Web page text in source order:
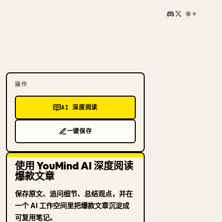
操作
AI 深度阅读
一键保存
使用 YouMind AI 深度阅读
爆款文章
保存原文、追问细节、总结观点，并在
一个 AI 工作空间里把爆款文章沉淀成
可复用笔记。